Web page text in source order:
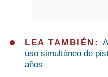
LEA TAMBIÉN:
uso simultáneo de
años